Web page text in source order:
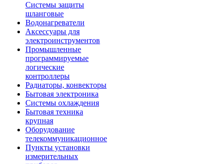
Системы защиты
шланговые
Водонагреватели
Аксессуары для
электроинструментов
Промышленные
программируемые
логические
контроллеры
Радиаторы, конвекторы
Бытовая электроника
Системы охлаждения
Бытовая техника
крупная
Оборудование
телекоммуникационное
Пункты установки
измерительных